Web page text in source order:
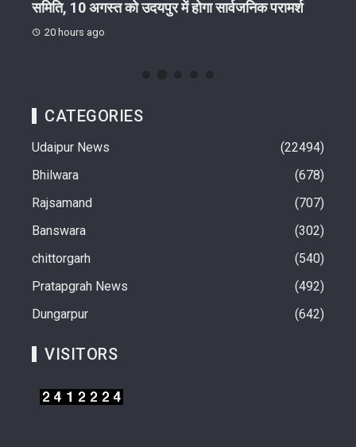
समिति, 10 अगस्त को उदयपुर में होगा सार्वजनिक परामर्श
20 hours ago
CATEGORIES
Udaipur News
22494
Bhilwara
678
Rajsamand
707
Banswara
302
chittorgarh
540
Pratapgrah News
492
Dungarpur
642
VISITORS